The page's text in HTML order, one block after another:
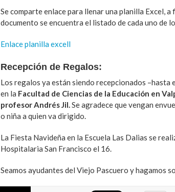
Se comparte enlace para llenar una planilla Excel,
documento se encuentra el listado de cada uno de
Enlace planilla excell
Recepción de Regalos:
Los regalos ya están siendo recepcionados –hasta
en la Facultad de Ciencias de la Educación en
profesor Andrés Jil.Se agradece que vengan
o niña a quien va dirigido.
La Fiesta Navideña en la Escuela Las Dalias se
Hospitalaria San Francisco el 16.
Seamos ayudantes del Viejo Pascuero y hagamos